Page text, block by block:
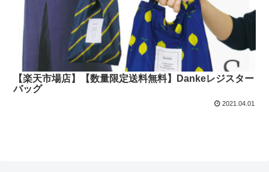
【楽天市場店】【数量限定送料無料】Dankeレジスター
バッグ
2021.04.01